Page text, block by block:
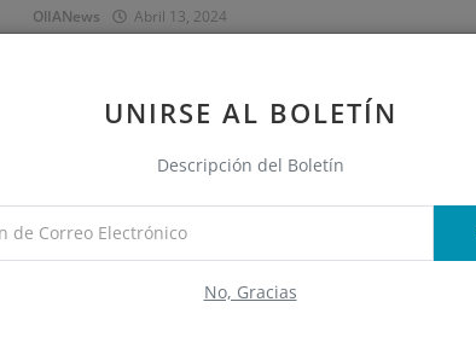
UNIRSE AL BOLETÍN
Descripción del Boletín
No, Gracias
OlIANews Abril 13, 2024
promocionales tras c...
Marketing